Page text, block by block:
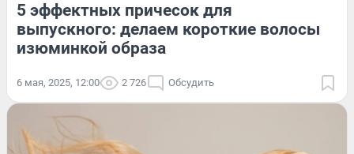
5 эффектных причесок для
выпускного: делаем короткие волосы
изюминкой образа
6 мая, 2025, 12:00 2 726 Обсудить